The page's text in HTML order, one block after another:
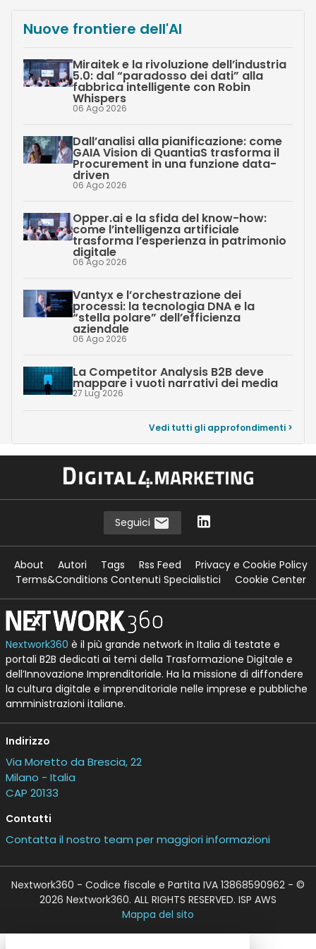
Nuove frontiere dell'AI
Miraitek e la rivoluzione dell’industria
5.0: dal “paradosso dei dati” alla
fabbrica intelligente con Robin
Whispers
06 Ago 2026
Dall’analisi alla pianificazione: come
GAIA Vision di QuantiaS trasforma il
Procurement in una funzione data-
driven
06 Ago 2026
Opper.ai e la sfida del know-how:
come l’intelligenza artificiale
trasforma l’esperienza in patrimonio
digitale
06 Ago 2026
Vantyx e l’orchestrazione dei
processi: la tecnologia DNA e la
“stella polare” dell’efficienza
aziendale
06 Ago 2026
La Competitor Analysis B2B deve
mappare i vuoti narrativi dei media
27 Lug 2026
Vedi tutti gli approfondimenti >
Seguici
About Autori Tags Rss Feed
Privacy e Cookie Policy
Terms&Conditions Contenuti Specialistici
Cookie Center
Nextwork360 è il più grande network in Italia di testate e
portali B2B dedicati ai temi della Trasformazione Digitale e
dell’Innovazione Imprenditoriale. Ha la missione di diffondere
la cultura digitale e imprenditoriale nelle imprese e pubbliche
amministrazioni italiane.
Indirizzo
Via Moretto da Brescia, 22
Milano - Italia
CAP 20133
Contatti
Contatta il nostro team per maggiori informazioni
Nextwork360 - Codice fiscale e Partita IVA 13868590962 - ©
2026 Nextwork360. ALL RIGHTS RESERVED. ISP AWS
Mappa del sito